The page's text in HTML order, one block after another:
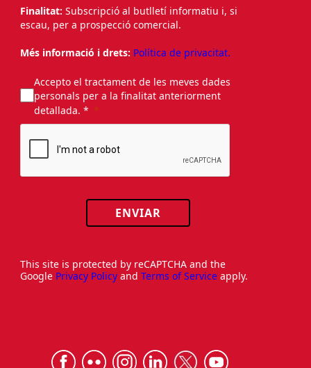
Finalitat: Subscripció al butlletí informatiu i, si
escau, per a prospecció comercial.
Més informació i drets: Política de privacitat.
Accepto el tractament de les meves dades
personals per a la finalitat anteriorment
detallada. *
ENVIAR
This site is protected by reCAPTCHA and the
Google Privacy Policy and Terms of Service apply.